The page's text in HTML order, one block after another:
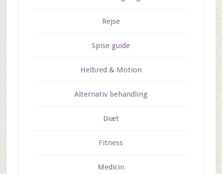
Rejse
Spise guide
Helbred & Motion
Alternativ behandling
Diæt
Fitness
Medicin